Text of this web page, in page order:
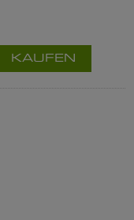
KAUFEN